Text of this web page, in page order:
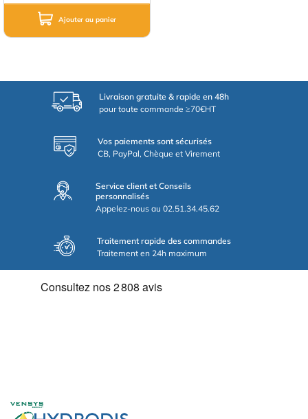
Ajouter au panier
Livraison gratuite & rapide en 48h
pour toute commande ≥70€HT
Vos paiements sont sécurisés
CB, PayPal, Chèque et Virement
Service client et Conseils
personnalisés
Appelez-nous au 02.51.34.45.62
Traitement rapide des commandes
Traitement en 24h maximum